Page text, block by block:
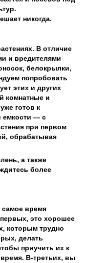
никогда.
В отличие
и вредителями
белокрылки,
попробовать
этих и других
комнатные и
готов к
емкости — с
при первом
обрабатывая
а также
более
самое время
это хорошее
которым трудно
делать
приучить их к
В-третьих, вы